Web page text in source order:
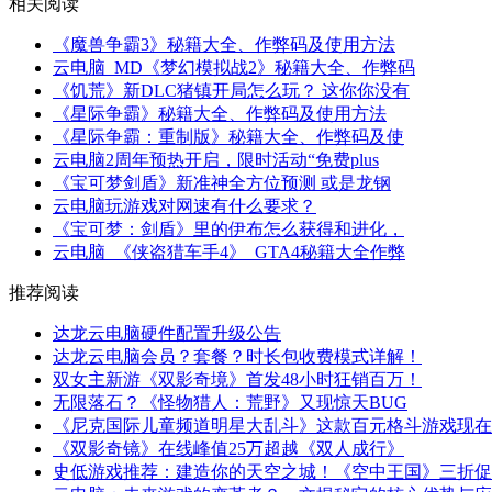
相关阅读
《魔兽争霸3》秘籍大全、作弊码及使用方法
云电脑_MD《梦幻模拟战2》秘籍大全、作弊码
《饥荒》新DLC猪镇开局怎么玩？ 这你你没有
《星际争霸》秘籍大全、作弊码及使用方法
《星际争霸：重制版》秘籍大全、作弊码及使
云电脑2周年预热开启，限时活动“免费plus
《宝可梦剑盾》新准神全方位预测 或是龙钢
云电脑玩游戏对网速有什么要求？
《宝可梦：剑盾》里的伊布怎么获得和进化，
云电脑_《侠盗猎车手4》_GTA4秘籍大全作弊
推荐阅读
达龙云电脑硬件配置升级公告
达龙云电脑会员？套餐？时长包收费模式详解！
双女主新游《双影奇境》首发48小时狂销百万！
无限落石？《怪物猎人：荒野》又现惊天BUG
《尼克国际儿童频道明星大乱斗》这款百元格斗游戏现在
《双影奇镜》在线峰值25万超越《双人成行》
史低游戏推荐：建造你的天空之城！《空中王国》三折